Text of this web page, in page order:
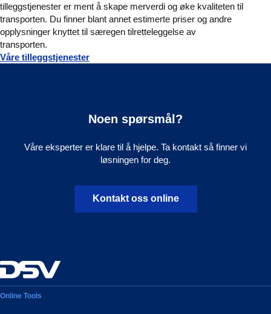
tilleggstjenester er ment å skape merverdi og øke kvaliteten til
transporten. Du finner blant annet estimerte priser og andre
opplysninger knyttet til særegen tilretteleggelse av
transporten.
Våre tilleggstjenester
Noen spørsmål?
Våre eksperter er klare til å hjelpe. Ta kontakt så finner vi
løsningen for deg.
Kontakt oss online
Online Tools